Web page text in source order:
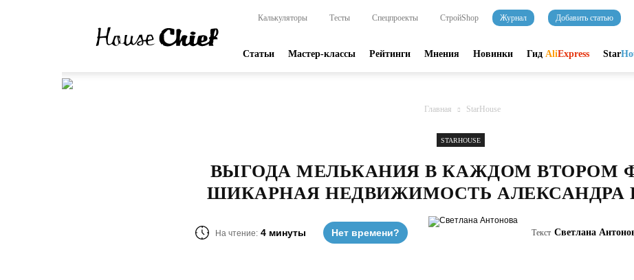
online-
издание
Калькуляторы Тесты Спецпроекты СтройShop Журнал Добавить статью
Статьи Мастер-классы Рейтинги Мнения Новинки Гид AliExpress Star
Главная StarHouse
STARHOUSE
ВЫГОДА МЕЛЬКАНИЯ В КАЖДОМ ВТОРОМ
ШИКАРНАЯ НЕДВИЖИМОСТЬ АЛЕКСАНДРА
На чтение: 4 минуты Нет времени? Текст Светлана